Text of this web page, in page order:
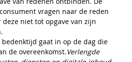
vragen naar de reden
niet tot opgave van zijn
gaat in op de dag die
de overeenkomst.Verlengde